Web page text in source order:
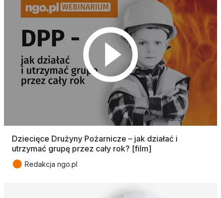
Dziecięce Drużyny Pożarnicze – jak działać i
utrzymać grupę przez cały rok? [film]
● Redakcja ngo.pl